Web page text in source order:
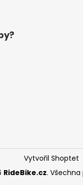
Vytvořil Shoptet
RideBike.cz.